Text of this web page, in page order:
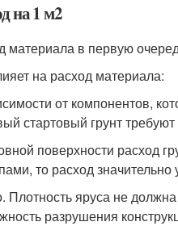
на 1 м2
материала в первую
на расход материала:
от компонентов,
стартовый грунт
поверхности расход
то расход значительно
Плотность яруса не
разрушения